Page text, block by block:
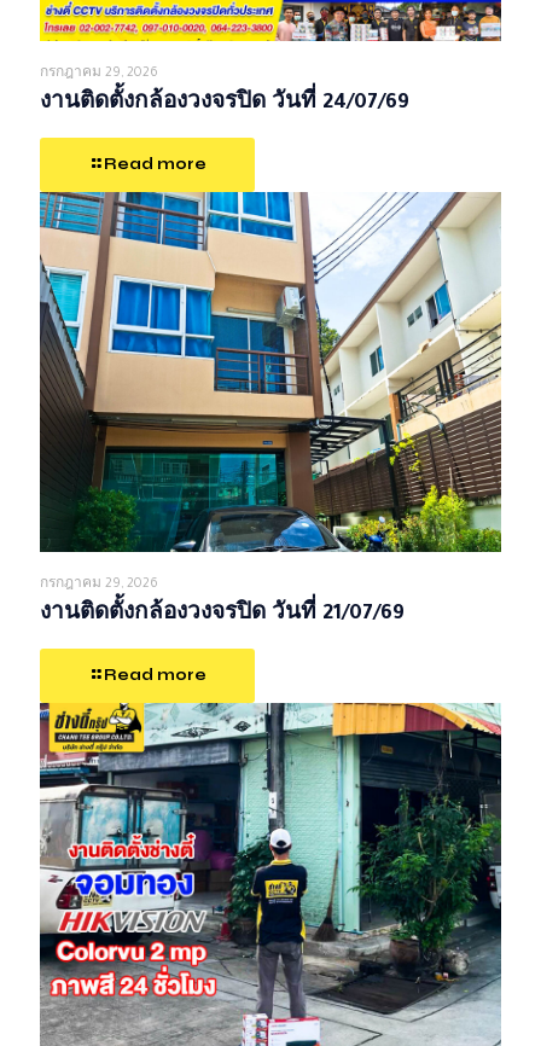
กรกฎาคม 29, 2026
งานติดตั้งกล้องวงจรปิด วันที่ 24/07/69
Read more
กรกฎาคม 29, 2026
งานติดตั้งกล้องวงจรปิด วันที่ 21/07/69
Read more